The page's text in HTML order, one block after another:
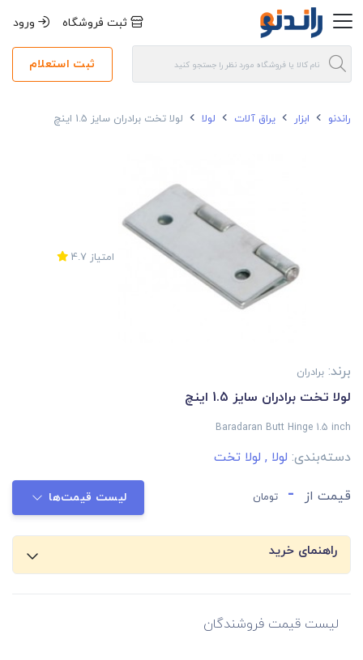
ثبت فروشگاه ورود
ثبت استعلام
راندنو ابزار یراق آلات لولا لولا تخت برادران سایز 1.5 اینچ
امتیاز 4.7
برند: برادران
لولا تخت برادران سایز 1.5 اینچ
Baradaran Butt Hinge 1.5 inch
دسته‌بندی: لولا , لولا تخت
قیمت از - تومان لیست قیمت‌ها
راهنمای خرید
لیست قیمت فروشندگان